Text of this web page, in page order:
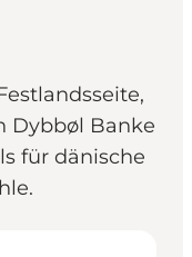
Dybbøl Banke
für dänische